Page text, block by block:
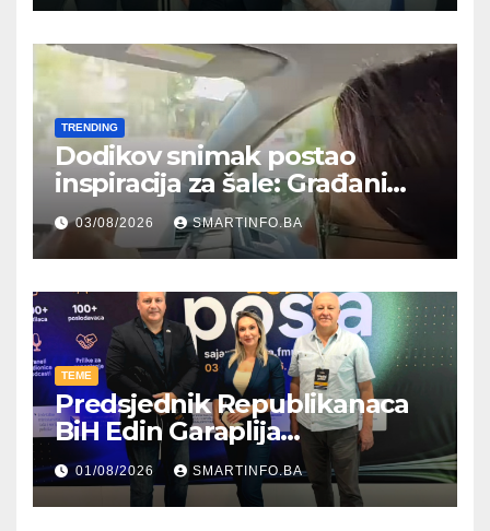
TRENDING
Dodikov snimak postao
inspiracija za šale: Građani
kroz parodiju poslali poruku
03/08/2026 SMARTINFO.BA
TEME
Predsjednik Republikanaca
BiH Edin Garaplija
prisustvovao prezentaciji
Federalnog sajma
zapošljavanja
01/08/2026 SMARTINFO.BA